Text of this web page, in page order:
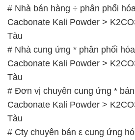
# Nhà bán hàng ÷ phân phối
Cacbonate Kali Powder >
Tàu
# Nhà cung ứng * phân phối
Cacbonate Kali Powder >
Tàu
# Đơn vị chuyên cung ứng *
Cacbonate Kali Powder >
Tàu
# Cty chuyên bán ε cung ứng